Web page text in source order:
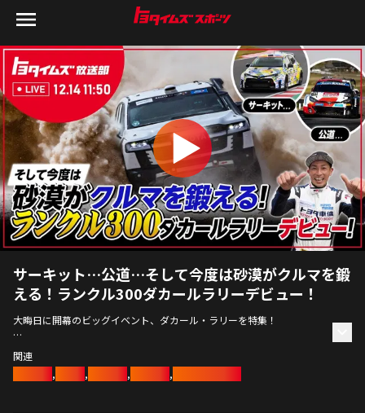
サーキット…公道…そして今度は砂漠がクルマを鍛
える！ランクル300ダカールラリーデビュー！
大晦日に開幕のビッグイベント、ダカール・ラリーを特集！
本日のゲストは、トヨタ車体広報部の三浦昂さんです。
TEAMLANDCRUISERTOYOTAAUTOBODY、通称TLCのエースドライバー
でもある三浦さんに、大会連覇に向けた取り組みについて取材を行い、
関連
, , , ,